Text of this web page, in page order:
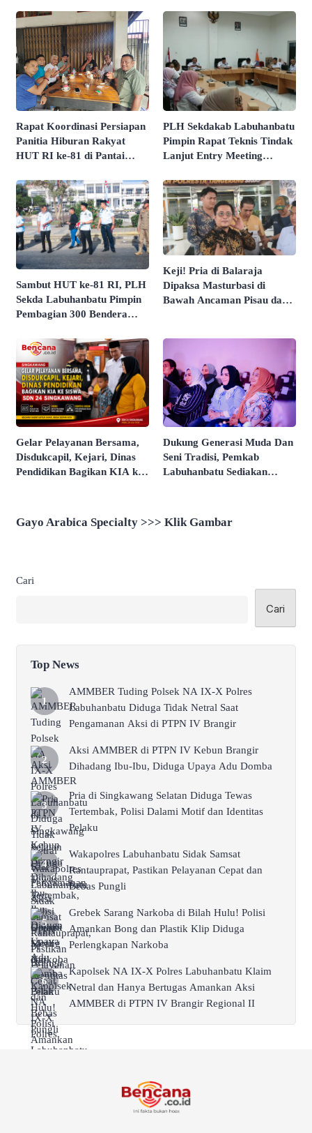
Rapat Koordinasi Persiapan
Panitia Hiburan Rakyat
HUT RI ke-81 di Pantai
Dimatangkan
PLH Sekdakab Labuhanbatu
Pimpin Rapat Teknis Tindak
Lanjut Entry Meeting
Pelayanan Publik Oleh
Ombudsman RI Tahun 2026
Sambut HUT ke-81 RI, PLH
Sekda Labuhanbatu Pimpin
Pembagian 300 Bendera
Keji! Pria di Balaraja
Dipaksa Masturbasi di
Bawah Ancaman Pisau dan
Gelar Pelayanan Bersama,
Disdukcapil, Kejari, Dinas
Pendidikan Bagikan KIA ke
Dukung Generasi Muda Dan
Seni Tradisi, Pemkab
Labuhanbatu Sediakan
Gayo Arabica Specialty >>> Klik Gambar
Cari
Cari
Top News
AMMBER Tuding Polsek NA IX-X Polres
Labuhanbatu Diduga Tidak Netral Saat
Pengamanan Aksi di PTPN IV Brangir
Aksi AMMBER di PTPN IV Kebun Brangir
Dihadang Ibu-Ibu, Diduga Upaya Adu Domba
Pria di Singkawang Selatan Diduga Tewas
Tertembak, Polisi Dalami Motif dan Identitas
Pelaku
Wakapolres Labuhanbatu Sidak Samsat
Rantauprapat, Pastikan Pelayanan Cepat dan
Bebas Pungli
Grebek Sarang Narkoba di Bilah Hulu! Polisi
Amankan Bong dan Plastik Klip Diduga
Perlengkapan Narkoba
Kapolsek NA IX-X Polres Labuhanbatu Klaim
Netral dan Hanya Bertugas Amankan Aksi
AMMBER di PTPN IV Brangir Regional II